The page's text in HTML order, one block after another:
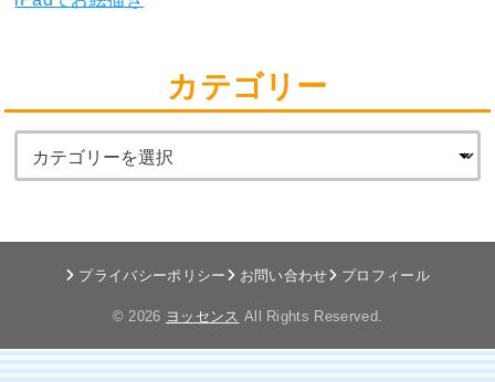
カテゴリー
プライバシーポリシー お問い合わせ プロフィール
© 2026 ヨッセンス All Rights Reserved.